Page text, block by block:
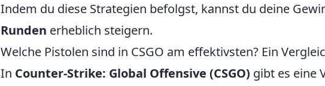
Indem du diese Strategien befolgst, kannst du deine
Runden erheblich steigern.
Welche Pistolen sind in CSGO am effektivsten? Ein
In Counter-Strike: Global Offensive (CSGO) gibt es eine